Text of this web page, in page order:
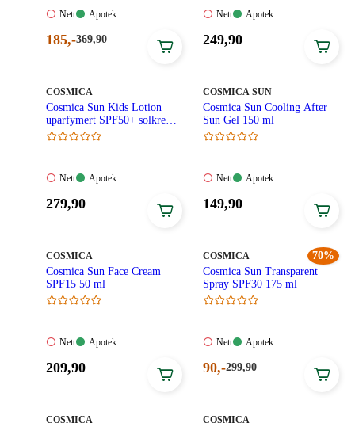
Nett:
tilgjengelig
Nett
Apotek:
Apotek
Nåværende
kroner.
185,-Førpris:
369,90
Nett:
tilgjengelig
Nett
Apotek:
Apotek
Pris:
249,90
MERKE:
COSMICA
Cosmica Sun Kids Lotion
uparfymert SPF50+ solkrem
barn 125 ml
Nett:
tilgjengelig
Nett
Apotek:
Apotek
Pris:
279,90
MERKE:
COSMICA SUN
Cosmica Sun Cooling After
Sun Gel 150 ml
Nett:
tilgjengelig
Nett
Apotek:
Apotek
Pris:
149,90
MERKE:
COSMICA
Cosmica Sun Face Cream
SPF15 50 ml
Nett:
tilgjengelig
Nett
Apotek:
Apotek
Pris:
209,90
70%
MERKE:
COSMICA
Cosmica Sun Transparent
Spray SPF30 175 ml
Nett:
tilgjengelig
Nett
Apotek:
Apotek
Nåværende
kroner.
90,-Førpris:
299,90
MERKE:
COSMICA MERKE:
COSMICA